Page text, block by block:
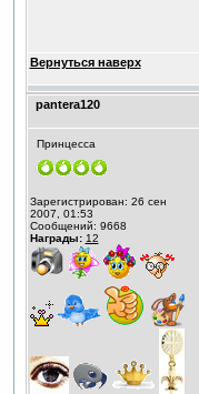
Вернуться наверх
pantera120
Принцесса
Зарегистрирован: 26 сен
2007, 01:53
Сообщений: 9668
Награды: 12